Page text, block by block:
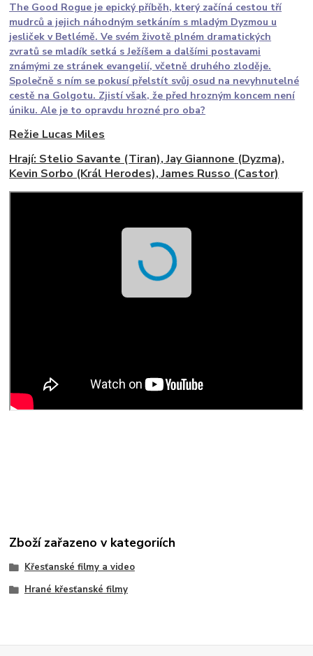
The Good Rogue je epický příběh, který začíná cestou tří
mudrců a jejich náhodným setkáním s mladým Dyzmou u
jesliček v Betlémě. Ve svém životě plném dramatických
zvratů se mladík setká s Ježíšem a dalšími postavami
známými ze stránek evangelií, včetně druhého zloděje.
Společně s ním se pokusí přelstít svůj osud na nevyhnutelné
cestě na Golgotu. Zjistí však, že před hrozným koncem není
úniku. Ale je to opravdu hrozné pro oba?
Režie Lucas Miles
Hrají: Stelio Savante (Tiran), Jay Giannone (Dyzma),
Kevin Sorbo (Král Herodes), James Russo (Castor)
Zboží zařazeno v kategoriích
Křesťanské filmy a video
Hrané křesťanské filmy